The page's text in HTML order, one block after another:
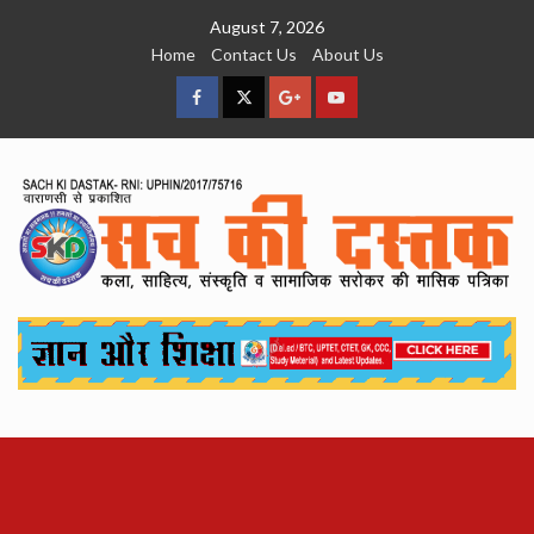
August 7, 2026
Home
Contact Us About Us
facebookTwitterGoogleYouTube